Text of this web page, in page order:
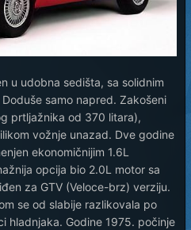
u udobna sedišta, sa solidnim
samo napred. Zakošeni
prtljažnika od 370 litara),
vožnje unazad. Dve godine
ekonomičnijim 1.6L
opcija bio 2.0L motor sa
za GTV (Veloce-brz) verziju.
se od slabije razlikovala po
hladnjaka. Godine 1975. počinje